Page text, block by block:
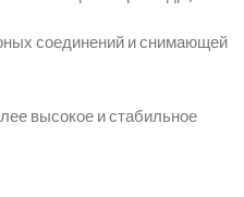
соединений и снимающей
высокое и стабильное